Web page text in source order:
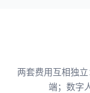
两套费用互相独
端；数字